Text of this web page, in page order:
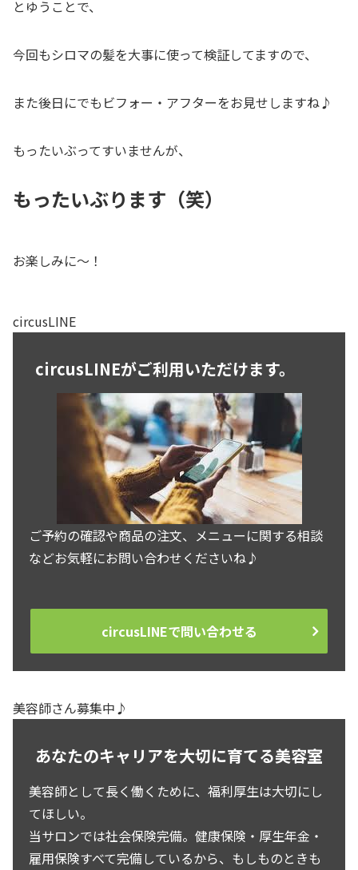
とゆうことで、
今回もシロマの髪を大事に使って検証してますので、
また後日にでもビフォー・アフターをお見せしますね♪
もったいぶってすいませんが、
もったいぶります（笑）
お楽しみに〜！
circusLINE
circusLINEがご利用いただけます。
ご予約の確認や商品の注文、メニューに関する相談
などお気軽にお問い合わせくださいね♪
circusLINEで問い合わせる
美容師さん募集中♪
あなたのキャリアを大切に育てる美容室
美容師として長く働くために、福利厚生は大切にし
てほしい。
当サロンでは社会保険完備。健康保険・厚生年金・
雇用保険すべて完備しているから、もしものときも